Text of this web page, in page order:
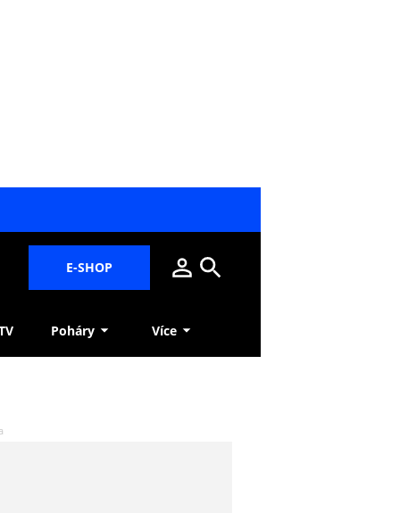
E-SHOP
Poháry Více